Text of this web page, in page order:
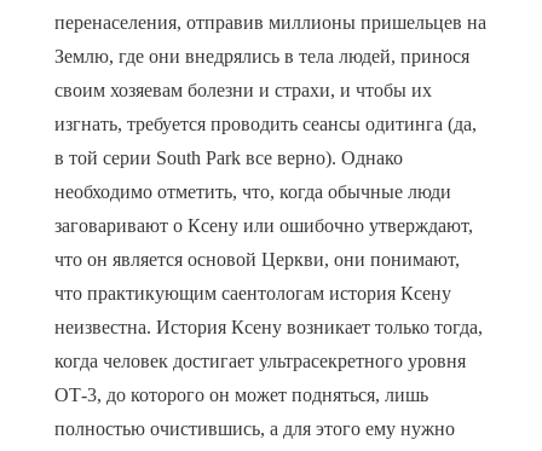
перенаселения, отправив миллионы пришельцев на
Землю, где они внедрялись в тела людей, принося
своим хозяевам болезни и страхи, и чтобы их
изгнать, требуется проводить сеансы одитинга (да,
в той серии South Park все верно). Однако
необходимо отметить, что, когда обычные люди
заговаривают о Ксену или ошибочно утверждают,
что он является основой Церкви, они понимают,
что практикующим саентологам история Ксену
неизвестна. История Ксену возникает только тогда,
когда человек достигает ультрасекретного уровня
ОТ-3, до которого он может подняться, лишь
полностью очистившись, а для этого ему нужно